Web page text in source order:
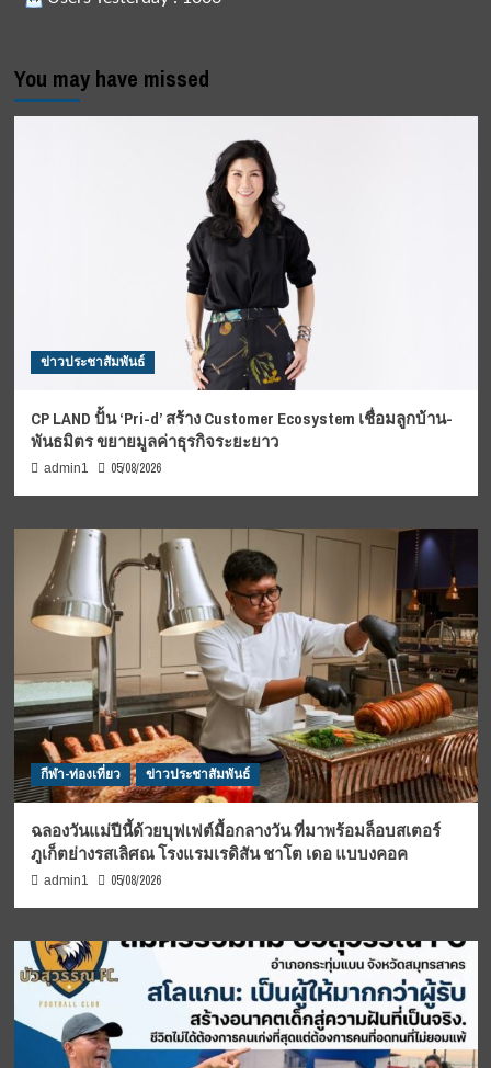
You may have missed
ข่าวประชาสัมพันธ์
CP LAND ปั้น ‘Pri-d’ สร้าง Customer Ecosystem เชื่อมลูกบ้าน-
พันธมิตร ขยายมูลค่าธุรกิจระยะยาว
admin1 05/08/2026
กีฬา-ท่องเที่ยว ข่าวประชาสัมพันธ์
ฉลองวันแม่ปีนี้ด้วยบุฟเฟต์มื้อกลางวัน ที่มาพร้อมล็อบสเตอร์
ภูเก็ตย่างรสเลิศณ โรงแรมเรดิสัน ชาโต เดอ แบบงคอค
admin1 05/08/2026